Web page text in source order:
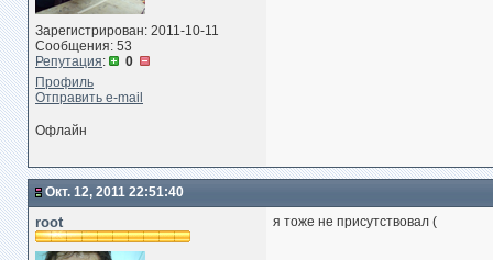
Зарегистрирован: 2011-10-11
Сообщения: 53
Репутация:
0
Профиль
Отправить e-mail
Офлайн
Окт. 12, 2011 22:51:40
root я тоже не присутствовал (